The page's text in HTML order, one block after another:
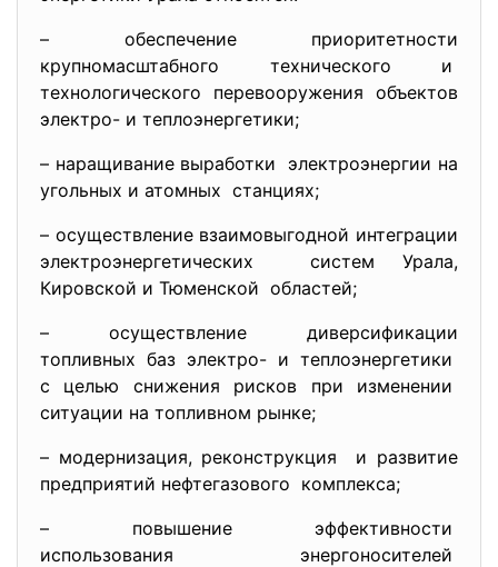
– обеспечение приоритетности
крупномасштабного технического и
технологического перевооружения объектов
электро- и теплоэнергетики;
– наращивание выработки электроэнергии на
угольных и атомных станциях;
– осуществление взаимовыгодной интеграции
электроэнергетических систем Урала,
Кировской и Тюменской областей;
– осуществление диверсификации
топливных баз электро- и теплоэнергетики
с целью снижения рисков при изменении
ситуации на топливном рынке;
– модернизация, реконструкция и развитие
предприятий нефтегазового комплекса;
– повышение эффективности
использования энергоносителей